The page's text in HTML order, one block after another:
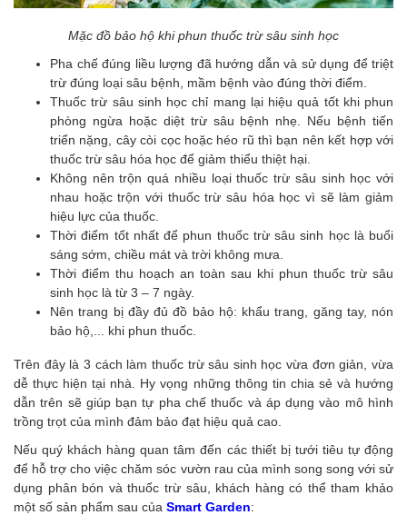
Mặc đồ bảo hộ khi phun thuốc trừ sâu sinh học
Pha chế đúng liều lượng đã hướng dẫn và sử dụng để triệt
trừ đúng loại sâu bệnh, mầm bệnh vào đúng thời điểm.
Thuốc trừ sâu sinh học chỉ mang lại hiệu quả tốt khi phun
phòng ngừa hoặc diệt trừ sâu bệnh nhẹ. Nếu bệnh tiến
triển nặng, cây còi cọc hoặc héo rũ thì bạn nên kết hợp với
thuốc trừ sâu hóa học để giảm thiểu thiệt hại.
Không nên trộn quá nhiều loại thuốc trừ sâu sinh học với
nhau hoặc trộn với thuốc trừ sâu hóa học vì sẽ làm giảm
hiệu lực của thuốc.
Thời điểm tốt nhất để phun thuốc trừ sâu sinh học là buổi
sáng sớm, chiều mát và trời không mưa.
Thời điểm thu hoạch an toàn sau khi phun thuốc trừ sâu
sinh học là từ 3 – 7 ngày.
Nên trang bị đầy đủ đồ bảo hộ: khẩu trang, găng tay, nón
bảo hộ,... khi phun thuốc.
Trên đây là 3 cách làm thuốc trừ sâu sinh học vừa đơn giản, vừa
dễ thực hiện tại nhà. Hy vọng những thông tin chia sẻ và hướng
dẫn trên sẽ giúp bạn tự pha chế thuốc và áp dụng vào mô hình
trồng trọt của mình đảm bảo đạt hiệu quả cao.
Nếu quý khách hàng quan tâm đến các thiết bị tưới tiêu tự động
để hỗ trợ cho việc chăm sóc vườn rau của mình song song với sử
dụng phân bón và thuốc trừ sâu, khách hàng có thể tham khảo
một số sản phẩm sau của Smart Garden: